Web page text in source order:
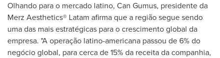
Olhando para o mercado latino, Can Gumus, presidente da
Merz Aesthetics® Latam afirma que a região segue sendo
uma das mais estratégicas para o crescimento global da
empresa. "A operação latino-americana passou de 6% do
negócio global, para cerca de 15% da receita da companhia,